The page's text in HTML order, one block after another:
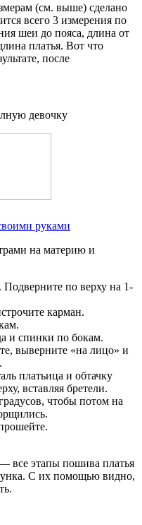
(см. выше) сделано
всего 3 измерения по
шеи до пояса, длина от
платья. Вот что
после
девочку
руками
на материю и
Подверните по верху на 1-
карман.
и спинки по бокам.
выверните «на лицо» и
платьица и обтачку
вставляя бретели.
чтобы потом на
все этапы пошива платья
С их помощью видно,